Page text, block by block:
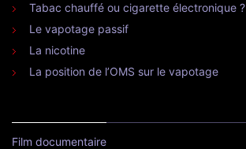
Tabac chauffé ou cigarette électronique ?
Le vapotage passif
La nicotine
La position de l’OMS sur le vapotage
Film documentaire